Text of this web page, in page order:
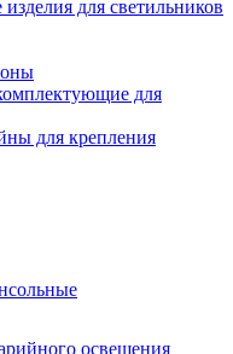
для светильников
для
для крепления
освещения